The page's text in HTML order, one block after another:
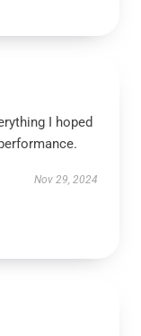
I hoped
Nov 29, 2024